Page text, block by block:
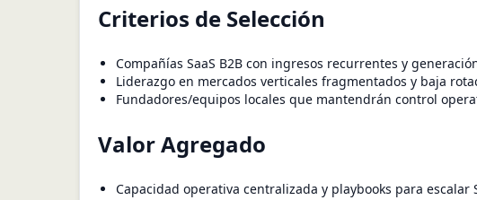
Criterios de Selección
Compañías SaaS B2B con ingresos recurrentes y
Liderazgo en mercados verticales fragmentados y baja
Fundadores/equipos locales que mantendrán control
Valor Agregado
Capacidad operativa centralizada y playbooks para escalar